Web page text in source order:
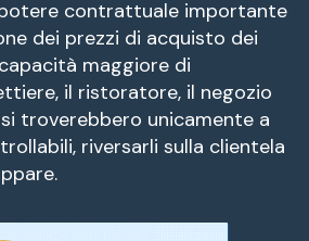
contrattuale importante
dei prezzi di acquisto dei
maggiore di
il ristoratore, il negozio
troverebbero unicamente a
riversarli sulla clientela